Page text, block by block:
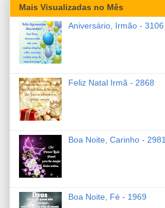
Mais Visualizadas no Mês
Aniversário, Irmão - 3106
Feliz Natal Irmã - 2868
Boa Noite, Carinho - 2981
Boa Noite, Fé - 1969